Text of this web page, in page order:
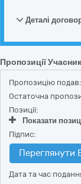
Деталі
Пропозиції
Пропозицію подав:
Остаточна
Позиції:
Показати
Підпис:
Переглянути
Дата та час